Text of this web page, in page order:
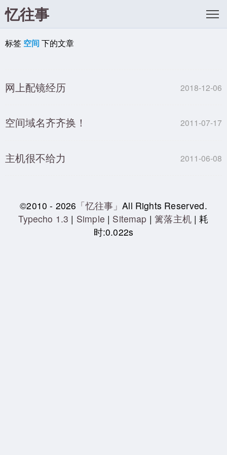
忆往事
标签 空间 下的文章
网上配镜经历 2018-12-06
空间域名齐齐换！ 2011-07-17
主机很不给力 2011-06-08
©2010 - 2026 「忆往事」All Rights Reserved.
Typecho 1.3 | Simple | Sitemap |篱落主机| 耗
时:0.022s